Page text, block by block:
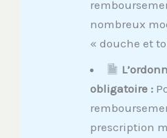
nombreux
« douche et
obligatoire :
prescription